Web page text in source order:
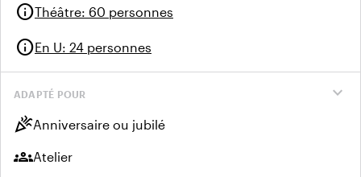
infoThéâtre: 60 personnes
infoEn U: 24 personnes
expand_more
ADAPTÉ POUR
celebrationAnniversaire ou jubilé
groupsAtelier